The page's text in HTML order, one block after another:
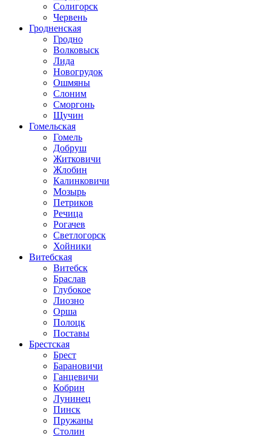
Солигорск
Червень
Гродненская
Гродно
Волковыск
Лида
Новогрудок
Ошмяны
Слоним
Сморгонь
Щучин
Гомельская
Гомель
Добруш
Житковичи
Жлобин
Калинковичи
Мозырь
Петриков
Речица
Рогачев
Светлогорск
Хойники
Витебская
Витебск
Браслав
Глубокое
Лиозно
Орша
Полоцк
Поставы
Брестская
Брест
Барановичи
Ганцевичи
Кобрин
Лунинец
Пинск
Пружаны
Столин